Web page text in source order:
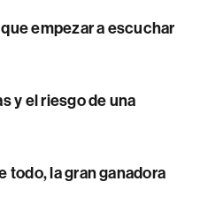
empezar a escuchar
y el riesgo de una
todo, la gran ganadora